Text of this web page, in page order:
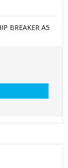
BREAKER A5